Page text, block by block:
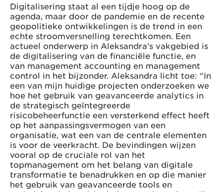
Digitalisering staat al een tijdje hoog op de
agenda, maar door de pandemie en de recente
geopolitieke ontwikkelingen is de trend in een
echte stroomversnelling terechtkomen. Een
actueel onderwerp in Aleksandra’s vakgebied is
de digitalisering van de financiële functie, en
van management accounting en management
control in het bijzonder. Aleksandra licht toe: “In
een van mijn huidige projecten onderzoeken we
hoe het gebruik van geavanceerde analytics in
de strategisch geïntegreerde
risicobeheerfunctie een versterkend effect heeft
op het aanpassingsvermogen van een
organisatie, wat een van de centrale elementen
is voor de veerkracht. De bevindingen wijzen
vooral op de cruciale rol van het
topmanagement om het belang van digitale
transformatie te benadrukken en op die manier
het gebruik van geavanceerde tools en